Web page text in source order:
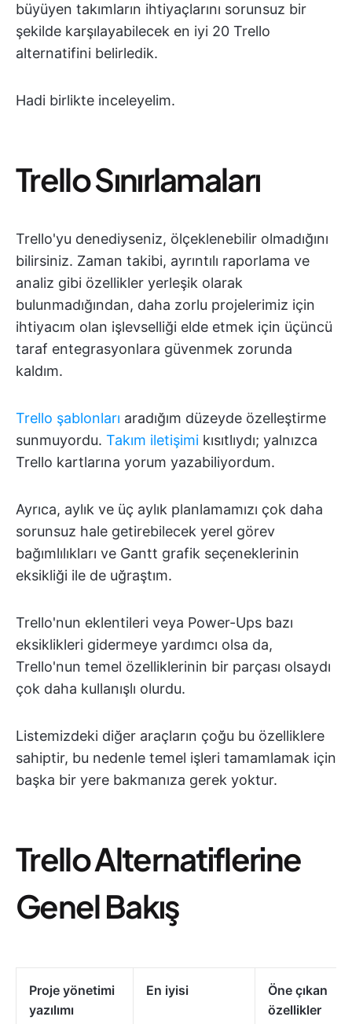
büyüyen takımların ihtiyaçlarını sorunsuz bir
şekilde karşılayabilecek en iyi 20 Trello
alternatifini belirledik.
Hadi birlikte inceleyelim.
Trello Sınırlamaları
Trello'yu denediyseniz, ölçeklenebilir olmadığını
bilirsiniz. Zaman takibi, ayrıntılı raporlama ve
analiz gibi özellikler yerleşik olarak
bulunmadığından, daha zorlu projelerimiz için
ihtiyacım olan işlevselliği elde etmek için üçüncü
taraf entegrasyonlara güvenmek zorunda
kaldım.
Trello şablonları aradığım düzeyde özelleştirme
sunmuyordu. Takım iletişimi kısıtlıydı; yalnızca
Trello kartlarına yorum yazabiliyordum.
Ayrıca, aylık ve üç aylık planlamamızı çok daha
sorunsuz hale getirebilecek yerel görev
bağımlılıkları ve Gantt grafik seçeneklerinin
eksikliği ile de uğraştım.
Trello'nun eklentileri veya Power-Ups bazı
eksiklikleri gidermeye yardımcı olsa da,
Trello'nun temel özelliklerinin bir parçası olsaydı
çok daha kullanışlı olurdu.
Listemizdeki diğer araçların çoğu bu özelliklere
sahiptir, bu nedenle temel işleri tamamlamak için
başka bir yere bakmanıza gerek yoktur.
Trello Alternatiflerine
Genel Bakış
Proje yönetimi
yazılımı
En iyisi
Öne çıkan
özellikler